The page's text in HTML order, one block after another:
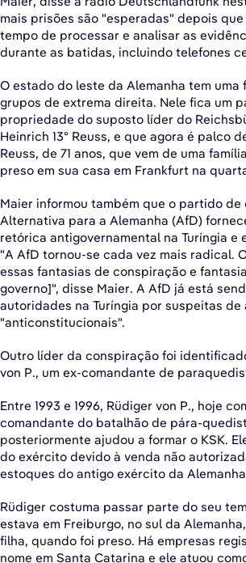
mais prisões são "esperadas" depois
tempo de processar e analisar as
durante as batidas, incluindo telefones
O estado do leste da Alemanha tem uma
grupos de extrema direita. Nele fica um
propriedade do suposto líder do
Heinrich 13º Reuss, e que agora é palco
Reuss, de 71 anos, que vem de uma
preso em sua casa em Frankfurt na
Maier informou também que o partido
Alternativa para a Alemanha (AfD)
retórica antigovernamental na Turíngia e
"A AfD tornou-se cada vez mais radical.
essas fantasias de conspiração e
governo]", disse Maier. A AfD já está
autoridades na Turíngia por suspeitas de
"anticonstitucionais".
Outro líder da conspiração foi
von P., um ex-comandante de
Entre 1993 e 1996, Rüdiger von P., hoje
comandante do batalhão de pára-
posteriormente ajudou a formar o KSK.
do exército devido à venda não
estoques do antigo exército da
Rüdiger costuma passar parte do seu
estava em Freiburgo, no sul da
filha, quando foi preso. Há empresas
nome em Santa Catarina e ele atuou